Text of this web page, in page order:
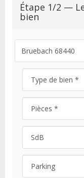
Étape 1/2 —
bien